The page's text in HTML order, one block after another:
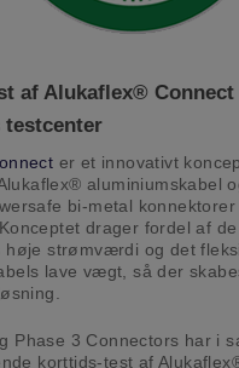
af Alukaflex® Connect
er et innovativt
aluminiumskabel
bi-metal konnektorer
drager fordel af
høje strømværdi og det
lave vægt, så der
Phase 3 Connectors har i
korttids-test af